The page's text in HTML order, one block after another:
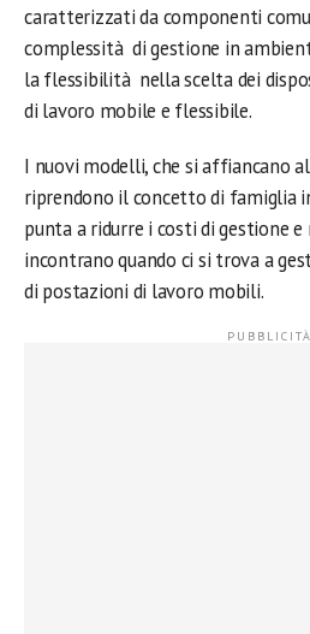
caratterizzati da componenti
complessità di gestione in
la flessibilità nella scelta dei
di lavoro mobile e flessibile.
I nuovi modelli, che si affiancano
riprendono il concetto di famiglia
punta a ridurre i costi di gestione
incontrano quando ci si trova a
di postazioni di lavoro mobili.